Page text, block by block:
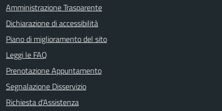
Amministrazione Trasparente
Dichiarazione di accessibilità
Piano di miglioramento del sito
Leggi le FAQ
Prenotazione Appuntamento
Segnalazione Disservizio
Richiesta d'Assistenza